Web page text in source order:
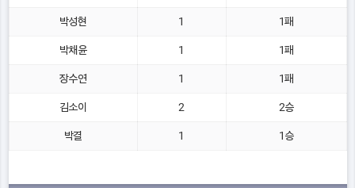
박성현 1 1패
박채윤 1 1패
장수연 1 1패
김소이 2 2승
박결 1 1승